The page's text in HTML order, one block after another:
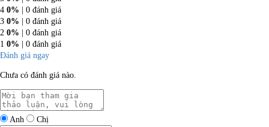
4 0% | 0 đánh giá
3 0% | 0 đánh giá
2 0% | 0 đánh giá
1 0% | 0 đánh giá
Đánh giá ngay
Chưa có đánh giá nào.
Anh Chị